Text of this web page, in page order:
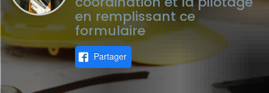
en remplissant ce
formulaire
Partager